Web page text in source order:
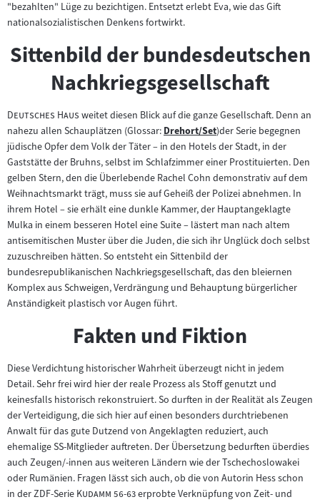
"bezahlten" Lüge zu bezichtigen. Entsetzt erlebt Eva, wie das Gift
nationalsozialistischen Denkens fortwirkt.
Sittenbild der bundesdeutschen
Nachkriegsgesellschaft
"Deutsches Haus "weitet diesen Blick auf die ganze Gesellschaft. Denn an
nahezu allen Schauplätzen (Glossar:Zum
Inhalt:
Drehort/Set)der Serie begegnen
jüdische Opfer dem Volk der Täter – in den Hotels der Stadt, in der
Gaststätte der Bruhns, selbst im Schlafzimmer einer Prostituierten. Den
gelben Stern, den die Überlebende Rachel Cohn demonstrativ auf dem
Weihnachtsmarkt trägt, muss sie auf Geheiß der Polizei abnehmen. In
ihrem Hotel – sie erhält eine dunkle Kammer, der Hauptangeklagte
Mulka in einem besseren Hotel eine Suite – lästert man nach altem
antisemitischen Muster über die Juden, die sich ihr Unglück doch selbst
zuzuschreiben hätten. So entsteht ein Sittenbild der
bundesrepublikanischen Nachkriegsgesellschaft, das den bleiernen
Komplex aus Schweigen, Verdrängung und Behauptung bürgerlicher
Anständigkeit plastisch vor Augen führt.
Fakten und Fiktion
Diese Verdichtung historischer Wahrheit überzeugt nicht in jedem
Detail. Sehr frei wird hier der reale Prozess als Stoff genutzt und
keinesfalls historisch rekonstruiert. So durften in der Realität als Zeugen
der Verteidigung, die sich hier auf einen besonders durchtriebenen
Anwalt für das gute Dutzend von Angeklagten reduziert, auch
ehemalige SS-Mitglieder auftreten. Der Übersetzung bedurften überdies
auch Zeugen/-innen aus weiteren Ländern wie der Tschechoslowakei
oder Rumänien. Fragen lässt sich auch, ob die von Autorin Hess schon
in der ZDF-Serie "Kudamm 56-63"erprobte Verknüpfung von Zeit- und